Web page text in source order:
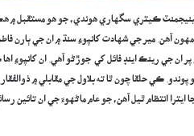
مينيجمنٽ ڪيتري سگهاري هوندي، جو هو مستقبل ۾
آهن. مير جي شهادت کانپوءِ سنڌ ۾ ان جي ٻارن
پر ان جي رينڪ اينڊ فائل کي جوڙڻو آهي. ان کانپوءِ
ڪي حلقا چون ٿا ته بلاول جي مقابلي ۾
انتظام ٿيل آهن، جو عام ماڻهوءَ جي ان تائين